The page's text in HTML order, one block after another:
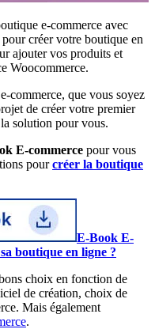
e-commerce avec
créer votre boutique en
ajouter vos produits et
Woocommerce.
commerce, que vous soyez
de créer votre premier
solution pour vous.
E-commerce pour vous
pourcréer la boutique
E-Book E-
boutique en ligne ?
choix en fonction de
de création, choix de
Mais également
.